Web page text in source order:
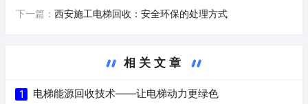
下一篇： 西安施工电梯回收：安全环保的处理方式
相关文章
1 电梯能源回收技术——让电梯动力更绿色